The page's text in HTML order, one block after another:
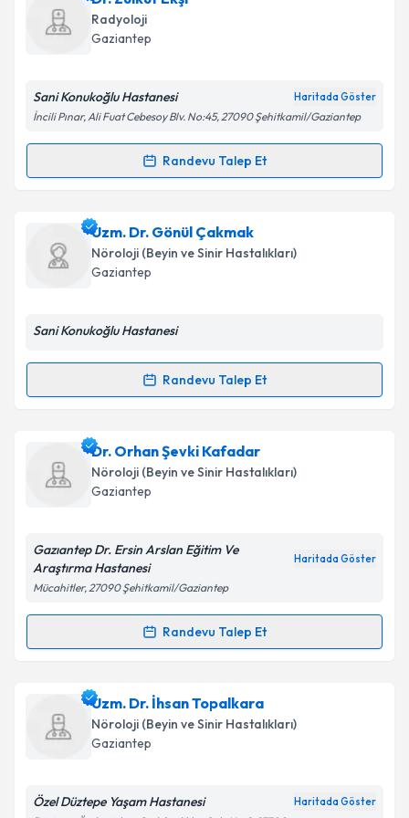
oluşturun. Size bu uzmandan randevu almanız için bir
takvim hazırlandığında e-posta ile bilgilendireceğiz.
Kişisel verilerimin işlenmesine ilişkin
Metni'ni okudum ve kişisel verilerimin belirtilen
Takvim Talebini Gönder
Radyoloji
Gaziantep
Sani Konukoğlu Hastanesi Haritada Göster
İncili Pınar, Ali Fuat Cebesoy Blv. No:45, 27090 Şehitkamil/Gaziantep
Randevu Talep Et
Randevu Takvimi Talebi
Dr. Zülküf Ekşi için randevu takvimi talebi oluşturun.
Size bu uzmandan randevu almanız için bir takvim
hazırlandığında e-posta ile bilgilendireceğiz.
Kişisel verilerimin işlenmesine ilişkinAydınlatma
Takvim Talebini Gönder
Uzm. Dr. Gönül Çakmak
Nöroloji (Beyin ve Sinir Hastalıkları)
Gaziantep
Sani Konukoğlu Hastanesi
Randevu Talep Et
Randevu Takvimi Talebi
Uzm. Dr. Gönül Çakmakiçin randevu takvimi talebi
oluşturun. Size bu uzmandan randevu almanız için bir
takvim hazırlandığında e-posta ile bilgilendireceğiz.
Kişisel verilerimin işlenmesine ilişkinAydınlatma
'ni okudum ve kişisel verilerimin belirtilen
kapsamda işlenmesini kabul ediyorum.
Takvim Talebini Gönder
Dr. Orhan Şevki Kafadar
Nöroloji (Beyin ve Sinir Hastalıkları)
Gaziantep
Gazıantep Dr. Ersin Arslan Eğitim Ve
Araştırma Hastanesi
Haritada Göster
Mücahitler, 27090 Şehitkamil/Gaziantep
Randevu Talep Et
Randevu Takvimi Talebi
Dr. Orhan Şevki Kafadariçin randevu takvimi talebi
oluşturun. Size bu uzmandan randevu almanız için bir
takvim hazırlandığında e-posta ile bilgilendireceğiz.
Uzm. Dr. İhsan Topalkara
Nöroloji (Beyin ve Sinir Hastalıkları)
Gaziantep
Özel Düztepe Yaşam Hastanesi Haritada Göster